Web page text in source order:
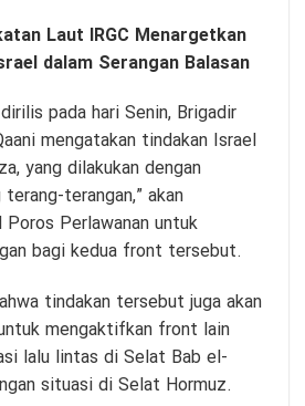
Laut IRGC Menargetkan
dalam Serangan Balasan
pada hari Senin, Brigadir
mengatakan tindakan Israel
yang dilakukan dengan
terang-terangan,” akan
Perlawanan untuk
bagi kedua front tersebut.
tindakan tersebut juga akan
mengaktifkan front lain
lalu lintas di Selat Bab el-
situasi di Selat Hormuz.